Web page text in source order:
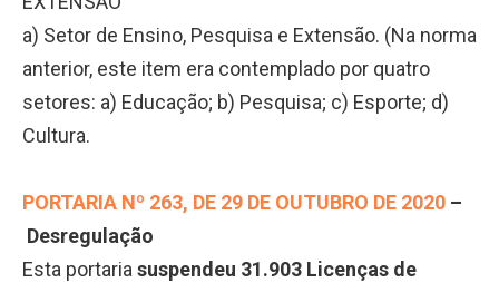
a) Setor de Ensino, Pesquisa e Extensão. (Na norma
anterior, este item era contemplado por quatro
setores: a) Educação; b) Pesquisa; c) Esporte; d)
Cultura.
PORTARIA Nº 263, DE 29 DE OUTUBRO DE 2020 –
Desregulação
Esta portariasuspendeu 31.903 Licenças de